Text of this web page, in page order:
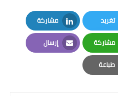
نتائج القبول المركزي
الطقس
العطل
تغريد
Twitter
مشاركة
LinkedIn
مشاركة
Whatsapp
إرسال
Email
طباعة
Print